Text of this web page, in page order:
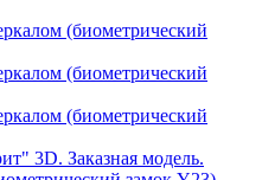
(биометрический
(биометрический
(биометрический
3D. Заказная модель.